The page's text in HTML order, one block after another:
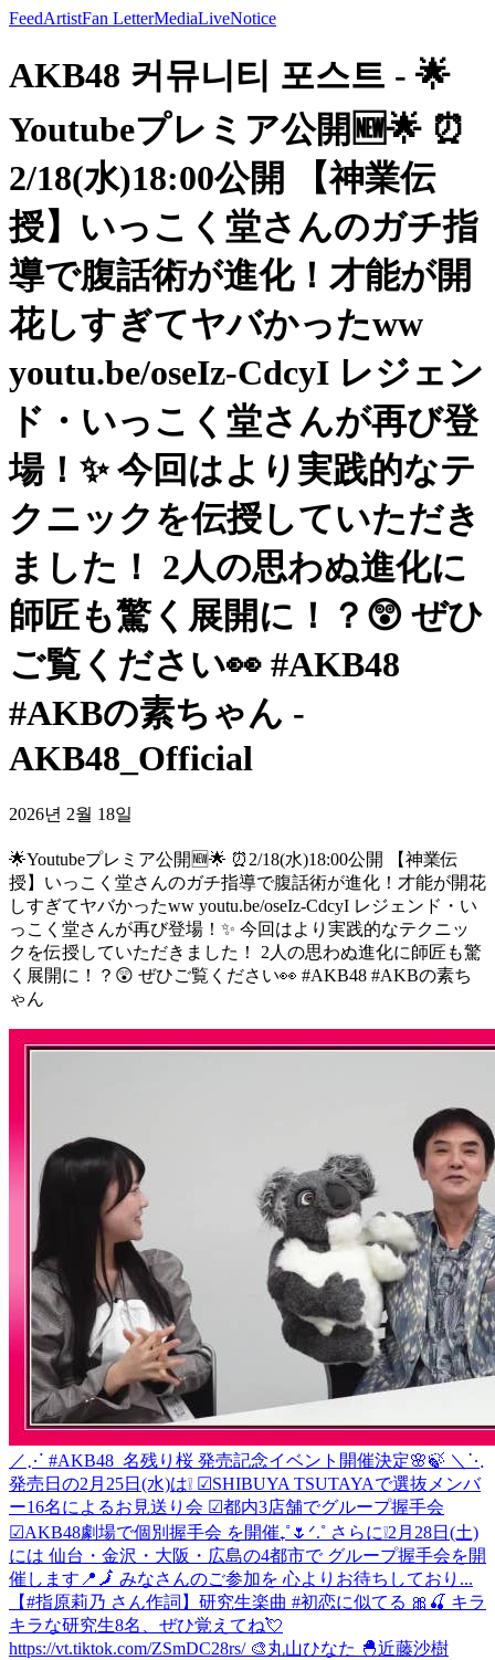
FeedArtistFan LetterMediaLiveNotice
AKB48 커뮤니티 포스트 - 🌟
Youtubeプレミア公開🆕🌟 ⏰
2/18(水)18:00公開 【神業伝
授】いっこく堂さんのガチ指
導で腹話術が進化！才能が開
花しすぎてヤバかったww
youtu.be/oseIz-CdcyI レジェン
ド・いっこく堂さんが再び登
場！✨ 今回はより実践的なテ
クニックを伝授していただき
ました！ 2人の思わぬ進化に
師匠も驚く展開に！？😲 ぜひ
ご覧ください👀 #AKB48
#AKBの素ちゃん -
AKB48_Official
2026년 2월 18일
🌟Youtubeプレミア公開🆕🌟 ⏰2/18(水)18:00公開 【神業伝
授】いっこく堂さんのガチ指導で腹話術が進化！才能が開花
しすぎてヤバかったww youtu.be/oseIz-CdcyI レジェンド・い
っこく堂さんが再び登場！✨ 今回はより実践的なテクニッ
クを伝授していただきました！ 2人の思わぬ進化に師匠も驚
く展開に！？😲 ぜひご覧ください👀 #AKB48 #AKBの素ち
ゃん
／⋰ #AKB48_名残り桜 発売記念イベント開催決定🌸🍃 ＼⋱
発売日の2月25日(水)は❕ ☑︎SHIBUYA TSUTAYAで選抜メンバ
ー16名によるお見送り会 ☑︎都内3店舗でグループ握手会
☑︎AKB48劇場で個別握手会 を開催₊˚🌷ᐟ.˚ さらに❕2月28日(土)
には 仙台・金沢・大阪・広島の4都市で グループ握手会を開
催します📍🗾 みなさんのご参加を 心よりお待ちしており...
【#指原莉乃 さん作詞】研究生楽曲 #初恋に似てる 🎀🍒 キラ
キラな研究生8名、ぜひ覚えてね💘
https://vt.tiktok.com/ZSmDC28rs/ 🎨丸山ひなた 🐣近藤沙樹